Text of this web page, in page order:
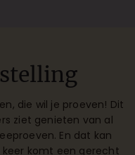
die wil je proeven! Dit
ziet genieten van al
En dat kan
keer komt een gerecht